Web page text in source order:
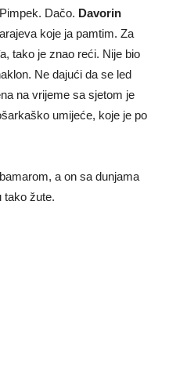
Dačo. Davorin
koje ja pamtim. Za
tako je znao reći. Nije bio
Ne dajući da se led
na vrijeme sa sjetom je
umijeće, koje je po
a on sa dunjama
tako žute.